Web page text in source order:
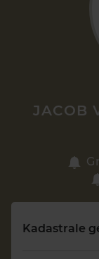
Vragen?
088
JACOB
Kadastrale